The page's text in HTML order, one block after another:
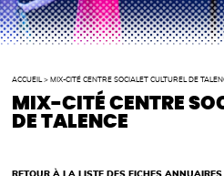
ACCUEIL > MIX-CITÉ CENTRE SOCIALET CULTUREL DE
MIX-CITÉ CENTRE
DE TALENCE